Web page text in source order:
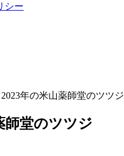
シー
年の米山薬師堂のツツジ
師堂のツツジ